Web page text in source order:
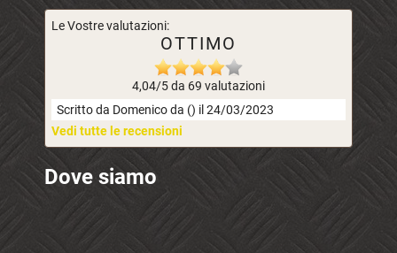
Le Vostre valutazioni:
OTTIMO
4,04/5 da 69 valutazioni
Scritto da Domenico da () il 24/03/2023
Vedi tutte le recensioni
Dove siamo